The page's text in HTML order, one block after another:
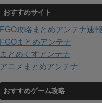
おすすめサイト
FGO攻略まとめアンテナ速報
FGOまとめアンテナ
まとめくすアンテナ
アニメまとめアンテナ
おすすめゲーム攻略